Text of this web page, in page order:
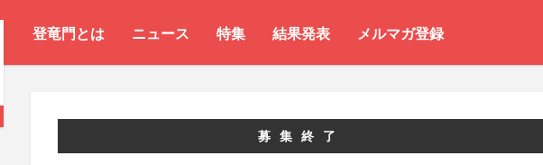
登竜門とは ニュース 特集 結果発表 メルマガ登録
募集終了